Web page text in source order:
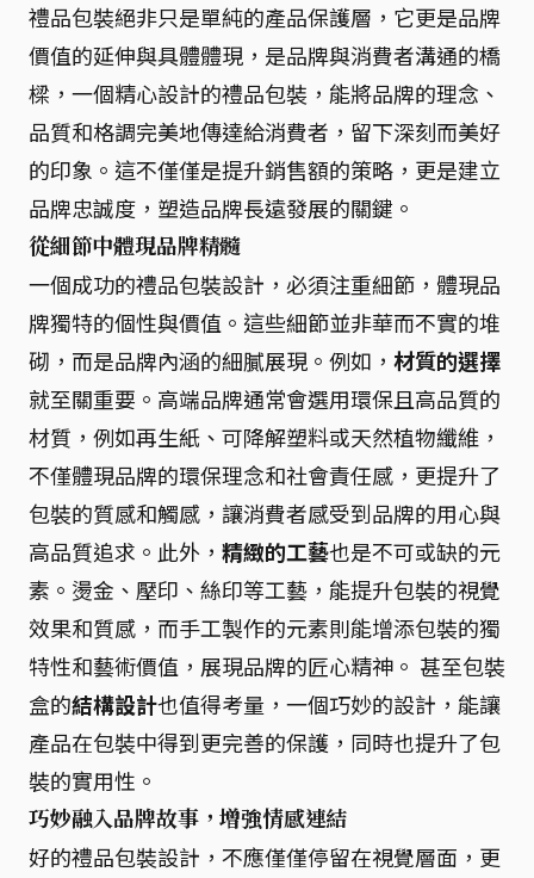
禮品包裝絕非只是單純的產品保護層，它更是品牌
價值的延伸與具體體現，是品牌與消費者溝通的橋
樑，一個精心設計的禮品包裝，能將品牌的理念、
品質和格調完美地傳達給消費者，留下深刻而美好
的印象。這不僅僅是提升銷售額的策略，更是建立
品牌忠誠度，塑造品牌長遠發展的關鍵。
從細節中體現品牌精髓
一個成功的禮品包裝設計，必須注重細節，體現品
牌獨特的個性與價值。這些細節並非華而不實的堆
砌，而是品牌內涵的細膩展現。例如， 材質的選擇
就至關重要。高端品牌通常會選用環保且高品質的
材質，例如再生紙、可降解塑料或天然植物纖維，
不僅體現品牌的環保理念和社會責任感，更提升了
包裝的質感和觸感，讓消費者感受到品牌的用心與
高品質追求。此外， 精緻的工藝也是不可或缺的元
素。燙金、壓印、絲印等工藝，能提升包裝的視覺
效果和質感，而手工製作的元素則能增添包裝的獨
特性和藝術價值，展現品牌的匠心精神。 甚至包裝
盒的結構設計也值得考量，一個巧妙的設計，能讓
產品在包裝中得到更完善的保護，同時也提升了包
裝的實用性。
巧妙融入品牌故事，增強情感連結
好的禮品包裝設計，不應僅僅停留在視覺層面，更